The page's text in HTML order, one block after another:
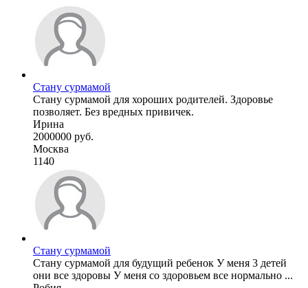
Стану сурмамой
Стану сурмамой для хороших родителей. Здоровье
позволяет. Без вредных привичек.
Ирина
2000000 руб.
Москва
1140
Стану сурмамой
Стану сурмамой для будущий ребенок У меня 3 детей
они все здоровы У меня со здоровьем все нормально ...